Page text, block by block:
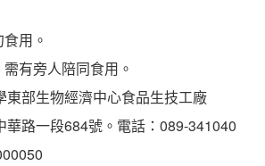
用。
有旁人陪同食用。
東部生物經濟中心食品生技工廠
路一段684號。 電話：089-341040